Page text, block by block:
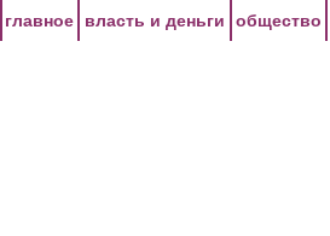
главное власть и деньги общество